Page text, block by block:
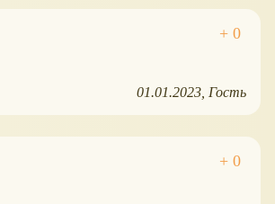
01.01.2023 Гость